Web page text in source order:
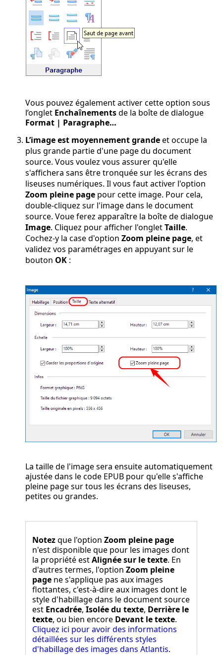
Vous pouvez également activer cette option sous
l’onglet Enchaînementsde la boîte de dialogue
Format | Paragraphe…
L’image est moyennement grandeet occupe la
plus grande partie d'une page du document
source. Vous voulez vous assurer qu'elle
s'affichera sans être tronquée sur les écrans des
liseuses numériques. Il vous faut activer l'option
Zoom pleine page pour cette image. Pour cela,
double-cliquez sur l'image dans le document
source. Voue ferez apparaître la boîte de dialogue
Image. Cliquez pour afficher l'ongletTaille.
Cochez-y la case d'optionZoom pleine page, et
validez vos paramétrages en appuyant sur le
bouton OK :
La taille de l'image sera ensuite automatiquement
ajustée dans le code EPUB pour qu'elle s'affiche
pleine page sur tous les écrans des liseuses,
petites ou grandes.
Notezque l'option Zoom pleine page
n'est disponible que pour les images dont
la propriété estAlignée sur le texte. En
d'autres termes, l'option Zoom pleine
page ne s'applique pas aux images
flottantes, c'est-à-dire aux images dont le
style d'habillage dans le document source
est Encadrée, Isolée du texte, Derrière le
texte, ou bien encore Devant le texte.
Cliquez ici pour avoir des informations
détaillées sur les différents styles
d'habillage des images dans Atlantis.